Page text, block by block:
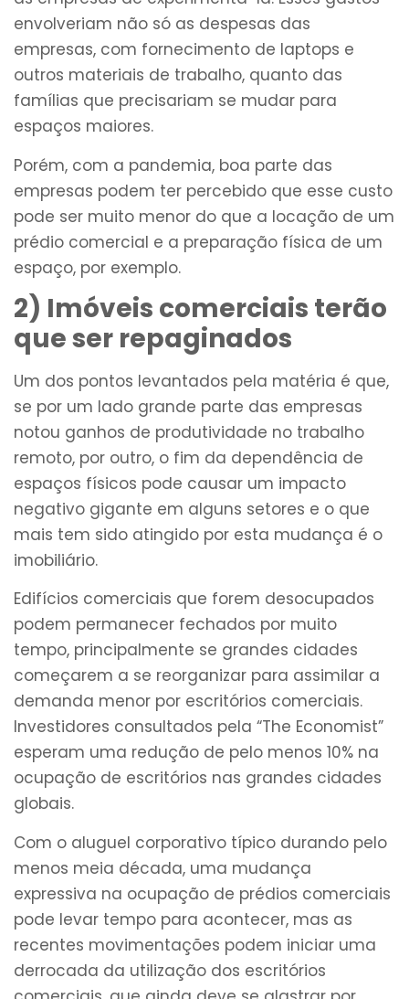
envolveriam não só as despesas das
empresas, com fornecimento de laptops e
outros materiais de trabalho, quanto das
famílias que precisariam se mudar para
espaços maiores.
Porém, com a pandemia, boa parte das
empresas podem ter percebido que esse custo
pode ser muito menor do que a locação de um
prédio comercial e a preparação física de um
espaço, por exemplo.
2) Imóveis comerciais terão
que ser repaginados
Um dos pontos levantados pela matéria é que,
se por um lado grande parte das empresas
notou ganhos de produtividade no trabalho
remoto, por outro, o fim da dependência de
espaços físicos pode causar um impacto
negativo gigante em alguns setores e o que
mais tem sido atingido por esta mudança é o
imobiliário.
Edifícios comerciais que forem desocupados
podem permanecer fechados por muito
tempo, principalmente se grandes cidades
começarem a se reorganizar para assimilar a
demanda menor por escritórios comerciais.
Investidores consultados pela “The Economist”
esperam uma redução de pelo menos 10% na
ocupação de escritórios nas grandes cidades
globais.
Com o aluguel corporativo típico durando pelo
menos meia década, uma mudança
expressiva na ocupação de prédios comerciais
pode levar tempo para acontecer, mas as
recentes movimentações podem iniciar uma
derrocada da utilização dos escritórios